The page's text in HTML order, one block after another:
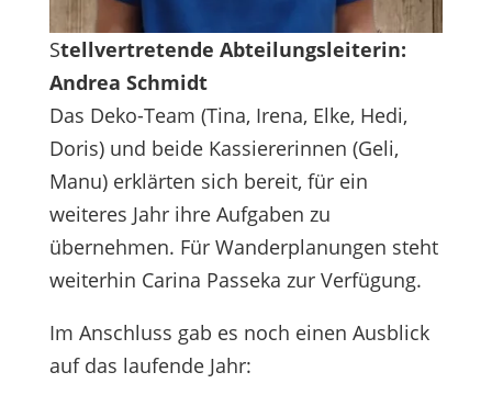
Stellvertretende Abteilungsleiterin:
Andrea Schmidt
Das Deko-Team (Tina, Irena, Elke, Hedi,
Doris) und beide Kassiererinnen (Geli,
Manu) erklärten sich bereit, für ein
weiteres Jahr ihre Aufgaben zu
übernehmen. Für Wanderplanungen steht
weiterhin Carina Passeka zur Verfügung.
Im Anschluss gab es noch einen Ausblick
auf das laufende Jahr: